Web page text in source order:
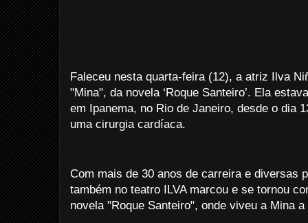
Faleceu nesta quarta-feira (12), a atriz Ilva
"Mina", da novela ‘Roque Santeiro’. Ela
em Ipanema, no Rio de Janeiro, desde o dia
uma cirurgia cardíaca.
Com mais de 30 anos de carreira e diversas
também no teatro ILVA marcou e se tornou
novela "Roque Santeiro", onde viveu a Mina